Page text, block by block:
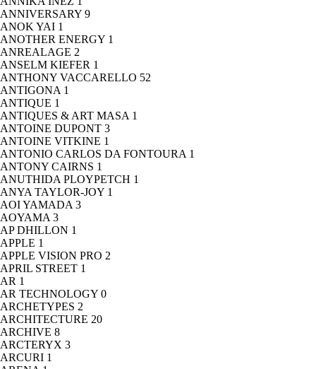
ANNIVERSARY 9
ANOK YAI 1
ANOTHER ENERGY 1
ANREALAGE 2
ANSELM KIEFER 1
ANTHONY VACCARELLO 52
ANTIGONA 1
ANTIQUE 1
ANTIQUES & ART MASA 1
ANTOINE DUPONT 3
ANTOINE VITKINE 1
ANTONIO CARLOS DA FONTOURA 1
ANTONY CAIRNS 1
ANUTHIDA PLOYPETCH 1
ANYA TAYLOR-JOY 1
AOI YAMADA 3
AOYAMA 3
AP DHILLON 1
APPLE 1
APPLE VISION PRO 2
APRIL STREET 1
AR 1
AR TECHNOLOGY 0
ARCHETYPES 2
ARCHITECTURE 20
ARCHIVE 8
ARCTERYX 3
ARCURI 1